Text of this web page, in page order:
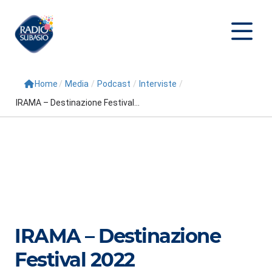
Cerca
Conduttori
Repliche
Home / Media / Podcast / Interviste /
IRAMA – Destinazione Festival...
IRAMA – Destinazione
Festival 2022